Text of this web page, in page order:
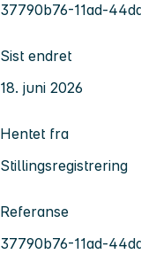
37790b76-11ad-
Sist endret
18. juni 2026
Hentet fra
Stillingsregistrering
Referanse
37790b76-11ad-